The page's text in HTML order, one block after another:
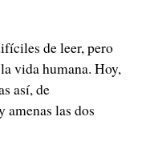
de leer, pero
vida humana. Hoy,
así, de
las dos